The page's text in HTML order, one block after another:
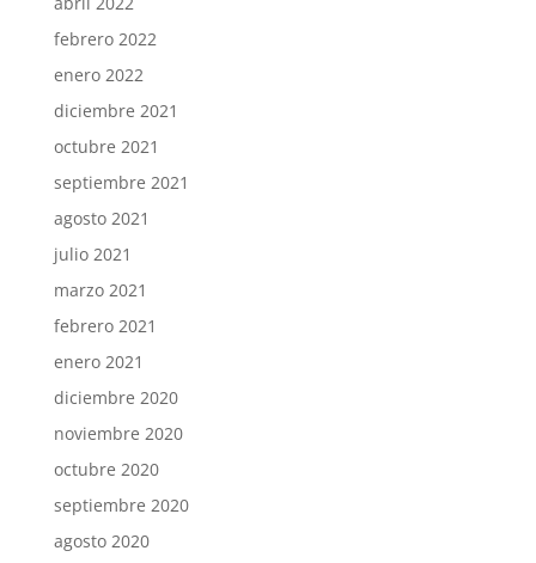
febrero 2022
enero 2022
diciembre 2021
octubre 2021
septiembre 2021
agosto 2021
julio 2021
marzo 2021
febrero 2021
enero 2021
diciembre 2020
noviembre 2020
octubre 2020
septiembre 2020
agosto 2020